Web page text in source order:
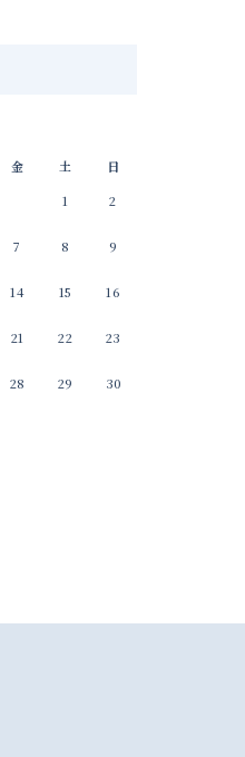
金 土
日
1
2
7 8 9
14 15 16
21 22 23
28 29 30